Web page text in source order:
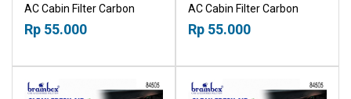
AC Cabin Filter Carbon
Nissan Grand Livina 2007-
2019 18518030
Rp 55.000
AC Cabin Filter Carbon
Suzuki Fronx 2023+
18518030
Rp 55.000